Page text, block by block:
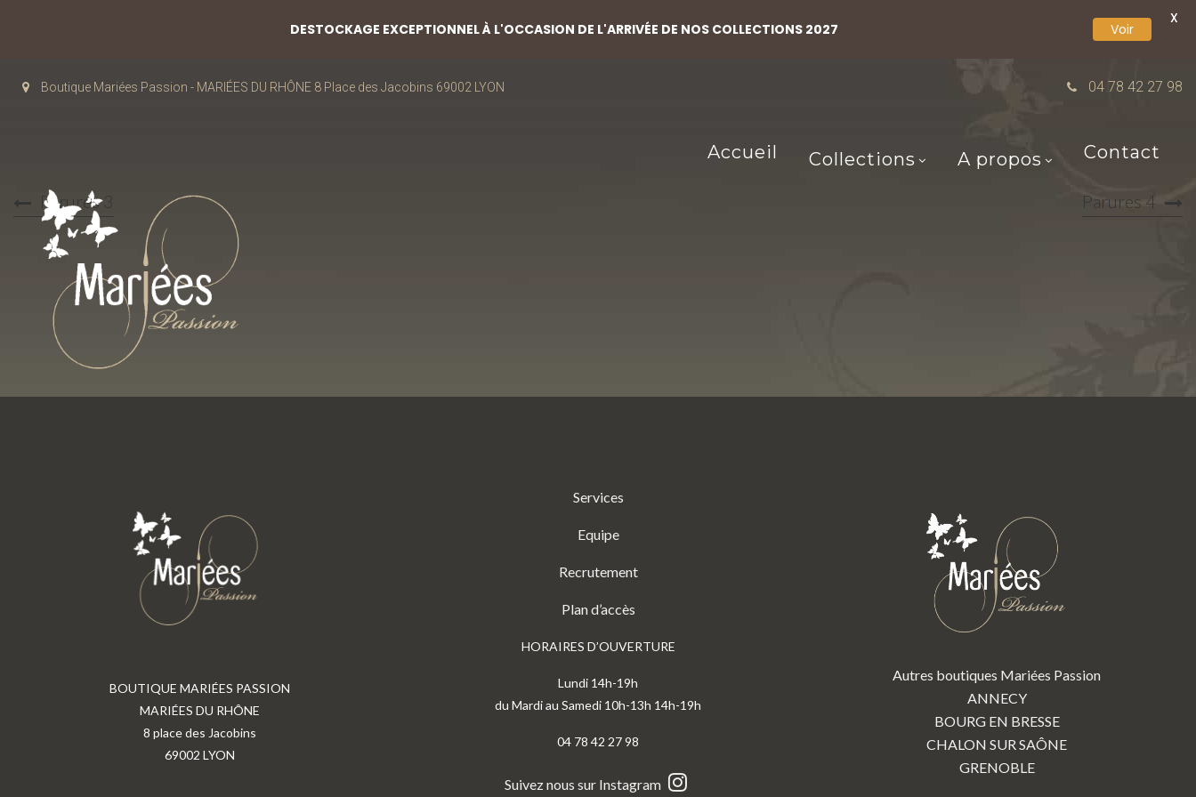
Boutique Mariées Passion - MARIÉES DU RHÔNE 8 Place des Jacobins 69002 LYON 04 78 42 27 98
Accueil Collections A propos Contact
Parures 3 Parures 4
BOUTIQUE MARIÉES PASSION
MARIÉES DU RHÔNE
8 place des Jacobins
69002 LYON
Services
Equipe
Recrutement
Plan d’accès
HORAIRES D’OUVERTURE
Lundi 14h-19h
du Mardi au Samedi 10h-13h 14h-19h
04 78 42 27 98
Suivez nous sur Instagram
Autres boutiques Mariées Passion
ANNECY
BOURG EN BRESSE
CHALON SUR SAÔNE
GRENOBLE
DESTOCKAGE EXCEPTIONNEL À L'OCCASION DE L'ARRIVÉE DE NOS COLLECTIONS 2027 Voir
X